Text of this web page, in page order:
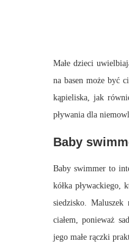
Małe dzieci
na basen może być
kąpieliska, jak
pływania dla
Baby
Baby swimmer to
kółka pływackiego,
siedzisko.
ciałem, ponieważ
jego małe rączki